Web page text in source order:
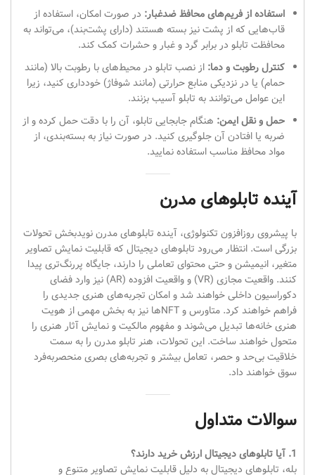
استفاده از فریم‌های محافظ ضد‌غبار: در صورت امکان، استفاده از
قاب‌هایی که از پشت نیز بسته هستند (دارای پشت‌بند)، می‌تواند به
محافظت تابلو در برابر گرد و غبار و حشرات کمک کند.
کنترل رطوبت و دما: از نصب تابلو در محیط‌های با رطوبت بالا (مانند
حمام) یا در نزدیکی منابع حرارتی (مانند شوفاژ) خودداری کنید، زیرا
این عوامل می‌توانند به تابلو آسیب بزنند.
حمل و نقل ایمن: هنگام جابجایی تابلو، آن را با دقت حمل کرده و از
ضربه یا افتادن آن جلوگیری کنید. در صورت نیاز به بسته‌بندی، از
مواد محافظ مناسب استفاده نمایید.
آینده تابلوهای مدرن
با پیشروی روزافزون تکنولوژی، آینده تابلوهای مدرن نویدبخش تحولات
بزرگی است. انتظار می‌رود تابلوهای دیجیتال که قابلیت نمایش تصاویر
متغیر، انیمیشن و حتی محتوای تعاملی را دارند، جایگاه پررنگ‌تری پیدا
کنند. واقعیت مجازی (VR) و واقعیت افزوده (AR) نیز وارد فضای
دکوراسیون داخلی خواهند شد و امکان تجربه‌های هنری جدیدی را
فراهم خواهند کرد. متاورس و NFTها نیز به بخش مهمی از هویت
هنری خانه‌ها تبدیل می‌شوند و مفهوم مالکیت و نمایش آثار هنری را
متحول خواهند ساخت. این تحولات، هنر تابلو مدرن را به سمت
خلاقیت بی‌حد و حصر، تعامل بیشتر و تجربه‌های بصری منحصربه‌فرد
سوق خواهند داد.
سوالات متداول
1. آیا تابلوهای دیجیتال ارزش خرید دارند؟
بله، تابلوهای دیجیتال به دلیل قابلیت نمایش تصاویر متنوع و